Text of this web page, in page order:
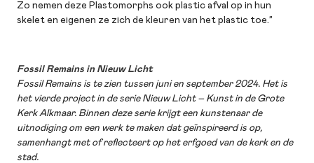
Zo nemen deze Plastomorphs ook plastic afval op in hun
skelet en eigenen ze zich de kleuren van het plastic toe.”
Fossil Remains in Nieuw Licht
Fossil Remains is te zien tussen juni en september 2024. Het is
het vierde project in de serie Nieuw Licht – Kunst in de Grote
Kerk Alkmaar. Binnen deze serie krijgt een kunstenaar de
uitnodiging om een werk te maken dat geïnspireerd is op,
samenhangt met of reflecteert op het erfgoed van de kerk en de
stad.